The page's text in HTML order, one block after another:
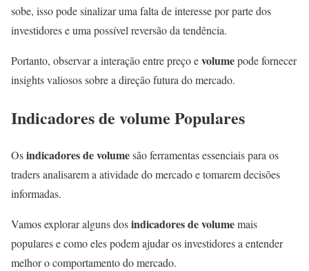
sobe, isso pode sinalizar uma falta de interesse por parte dos
investidores e uma possível reversão da tendência.
Portanto, observar a interação entre preço evolumepode fornecer
insights valiosos sobre a direção futura do mercado.
Indicadores de volume Populares
Osindicadores de volumesão ferramentas essenciais para os
traders analisarem a atividade do mercado e tomarem decisões
informadas.
Vamos explorar alguns dosindicadores de volumemais
populares e como eles podem ajudar os investidores a entender
melhor o comportamento do mercado.